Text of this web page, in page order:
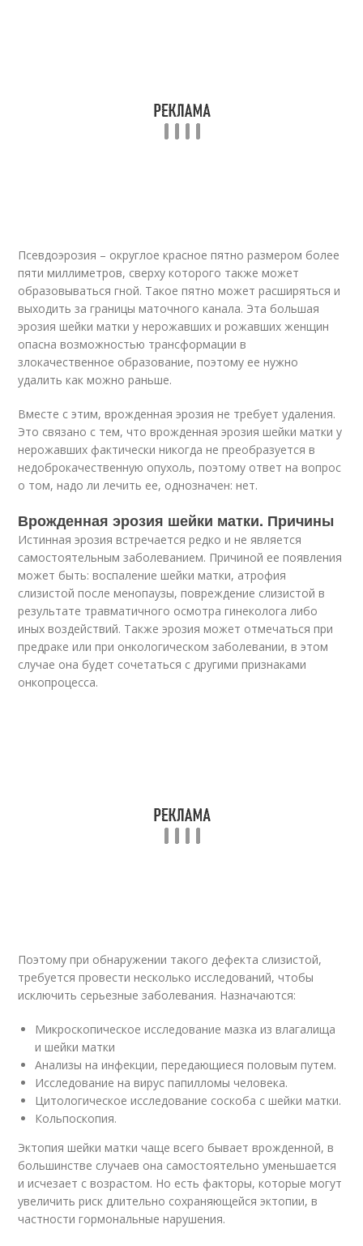
Псевдоэрозия – округлое красное пятно размером более
пяти миллиметров, сверху которого также может
образовываться гной. Такое пятно может расширяться и
выходить за границы маточного канала. Эта большая
эрозия шейки матки у нерожавших и рожавших женщин
опасна возможностью трансформации в
злокачественное образование, поэтому ее нужно
удалить как можно раньше.
Вместе с этим, врожденная эрозия не требует удаления.
Это связано с тем, что врожденная эрозия шейки матки у
нерожавших фактически никогда не преобразуется в
недоброкачественную опухоль, поэтому ответ на вопрос
о том, надо ли лечить ее, однозначен: нет.
Врожденная эрозия шейки матки. Причины
Истинная эрозия встречается редко и не является
самостоятельным заболеванием. Причиной ее появления
может быть: воспаление шейки матки, атрофия
слизистой после менопаузы, повреждение слизистой в
результате травматичного осмотра гинеколога либо
иных воздействий. Также эрозия может отмечаться при
предраке или при онкологическом заболевании, в этом
случае она будет сочетаться с другими признаками
онкопроцесса.
Поэтому при обнаружении такого дефекта слизистой,
требуется провести несколько исследований, чтобы
исключить серьезные заболевания. Назначаются:
Микроскопическое исследование мазка из влагалища
и шейки матки
Анализы на инфекции, передающиеся половым путем.
Исследование на вирус папилломы человека.
Цитологическое исследование соскоба с шейки матки.
Кольпоскопия.
Эктопия шейки матки чаще всего бывает врожденной, в
большинстве случаев она самостоятельно уменьшается
и исчезает с возрастом. Но есть факторы, которые могут
увеличить риск длительно сохраняющейся эктопии, в
частности гормональные нарушения.